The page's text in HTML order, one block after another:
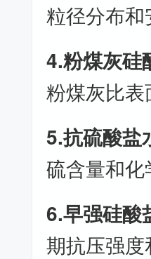
粒径分布和
4.粉煤灰硅
粉煤灰比表
5.抗硫酸盐
硫含量和化
6.早强硅酸
期抗压强